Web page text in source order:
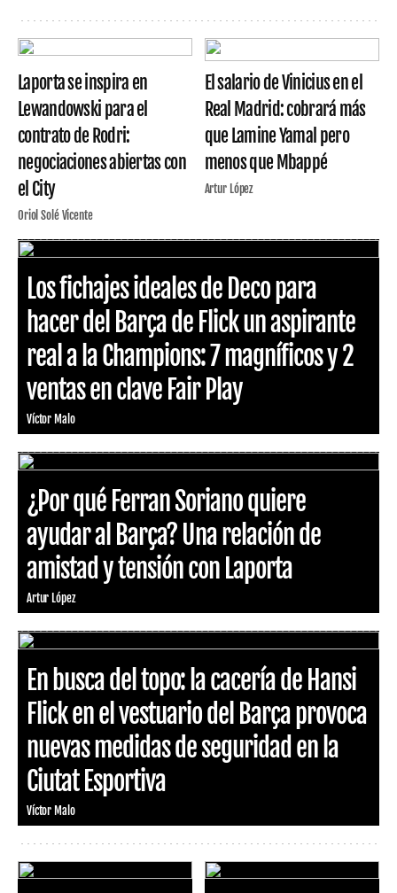
Laporta se inspira en
Lewandowski para el
contrato de Rodri:
negociaciones abiertas con
el City
Oriol Solé Vicente
El salario de Vinicius en el
Real Madrid: cobrará más
que Lamine Yamal pero
menos que Mbappé
Artur López
Los fichajes ideales de Deco para
hacer del Barça de Flick un aspirante
real a la Champions: 7 magníficos y 2
ventas en clave Fair Play
Víctor Malo
¿Por qué Ferran Soriano quiere
ayudar al Barça? Una relación de
amistad y tensión con Laporta
Artur López
En busca del topo: la cacería de Hansi
Flick en el vestuario del Barça provoca
nuevas medidas de seguridad en la
Ciutat Esportiva
Víctor Malo